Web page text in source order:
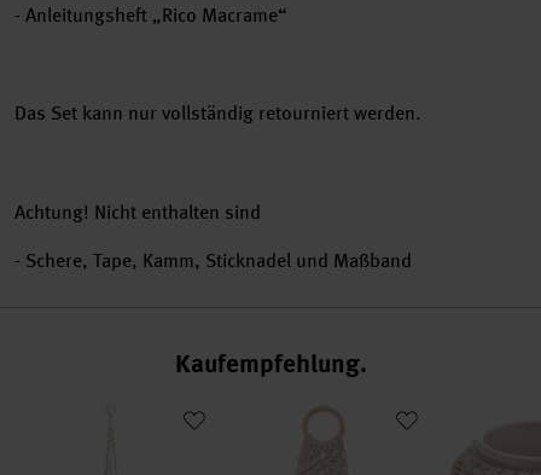
- Anleitungsheft „Rico Macrame“
Das Set kann nur vollständig retourniert werden.
Achtung! Nicht enthalten sind
- Schere, Tape, Kamm, Sticknadel und Maßband
Kaufempfehlung
II aus Rico Macrame
Makramee Set Windlicht aus Rico MacrameMakramee Set Mini Wandbehang I